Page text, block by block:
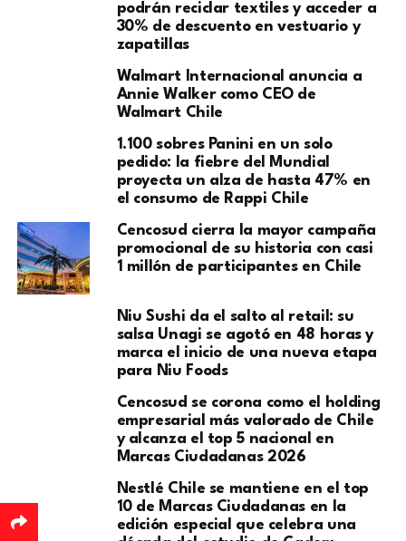
podrán reciclar textiles y acceder a
30% de descuento en vestuario y
zapatillas
Walmart Internacional anuncia a
Annie Walker como CEO de
Walmart Chile
1.100 sobres Panini en un solo
pedido: la fiebre del Mundial
proyecta un alza de hasta 47% en
el consumo de Rappi Chile
Cencosud cierra la mayor campaña
promocional de su historia con casi
1 millón de participantes en Chile
Niu Sushi da el salto al retail: su
salsa Unagi se agotó en 48 horas y
marca el inicio de una nueva etapa
para Niu Foods
Cencosud se corona como el holding
empresarial más valorado de Chile
y alcanza el top 5 nacional en
Marcas Ciudadanas 2026
Nestlé Chile se mantiene en el top
10 de Marcas Ciudadanas en la
edición especial que celebra una